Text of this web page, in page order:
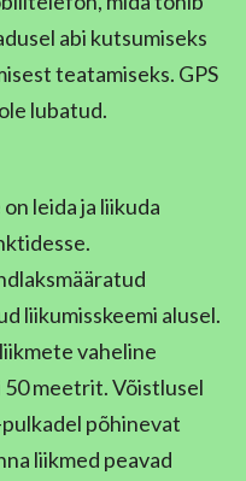
abi kutsumiseks
teatamiseks. GPS
lubatud.
leida ja liikuda
liikumisskeemi alusel.
vaheline
50 meetrit. Võistlusel
põhinevat
liikmed peavad